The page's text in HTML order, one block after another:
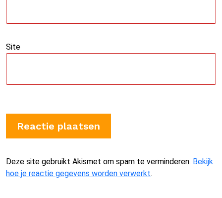
Site
Deze site gebruikt Akismet om spam te verminderen. Bekijk
hoe je reactie gegevens worden verwerkt.